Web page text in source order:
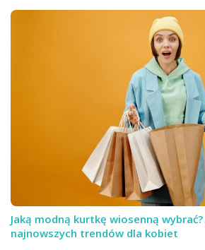
Jaką modną kurtkę wiosenną
najnowszych trendów dla kobiet